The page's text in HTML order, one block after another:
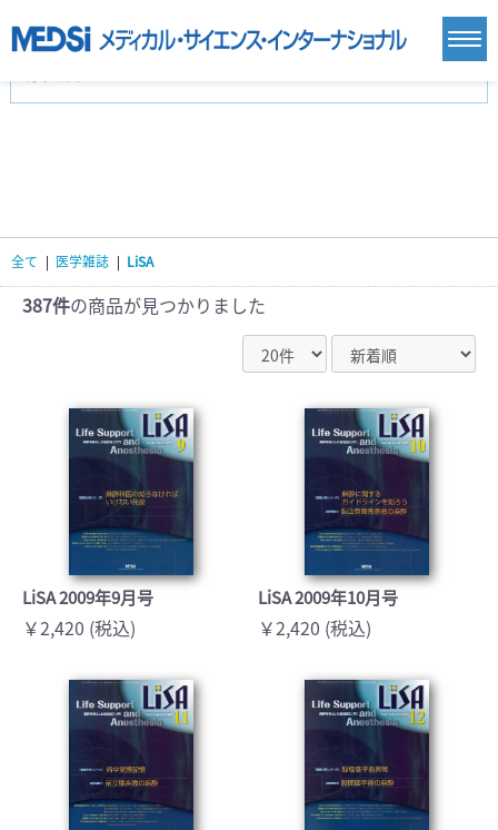
臨床医学:一般(359)
基礎医学(93)
看護学(21)
医療技術(16)
栄養学(0)
薬学(7)
医学一般(91) マルチメディア(0)
全て | 医学雑誌 | LiSA
387件の商品が見つかりました
LiSA 2009年9月号
￥2,420 (税込)
LiSA 2009年10月号
￥2,420 (税込)